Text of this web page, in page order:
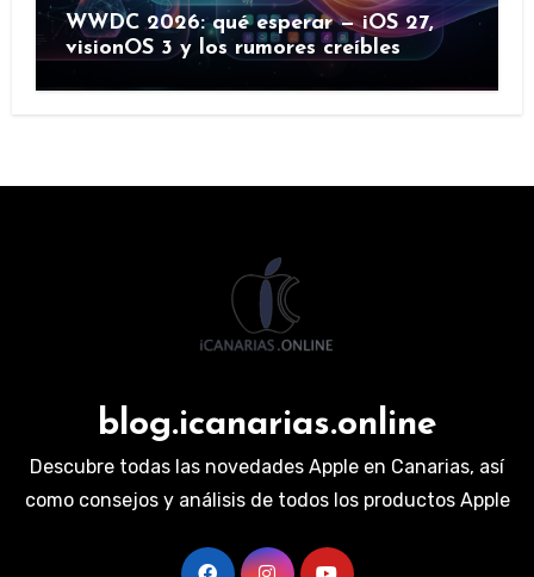
WWDC 2026: qué esperar — iOS 27,
visionOS 3 y los rumores creíbles
blog.icanarias.online
Descubre todas las novedades Apple en Canarias, así
como consejos y análisis de todos los productos Apple